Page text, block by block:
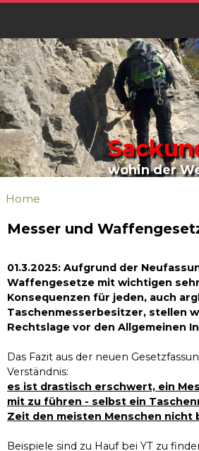
wohin der
Home
Messer und
01.3.2025: Aufgrund der
Waffengesetze mit wichtigen
Konsequenzen für jeden, auch
Taschenmesserbesitzer, stellen
Rechtslage vor den Allgemeinen
Das Fazit aus der neuen
Verständnis:
es ist drastisch erschwert, ein
mit zu führen - selbst ein
Zeit den meisten Menschen nicht
Beispiele sind zu Hauf bei YT zu